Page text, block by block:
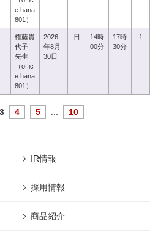
e hana
801）
権藤貴
代子
先生
（offic
e hana
801）
2026
年8月
30日
日
14時
00分
17時
30分
1
3 4 5 10
IR情報
採用情報
商品紹介